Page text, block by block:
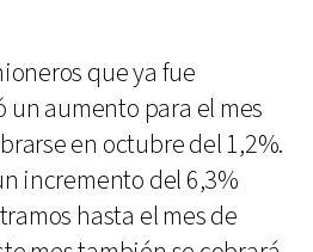
que ya fue
un aumento para el mes
en octubre del 1,2%.
incremento del 6,3%
hasta el mes de